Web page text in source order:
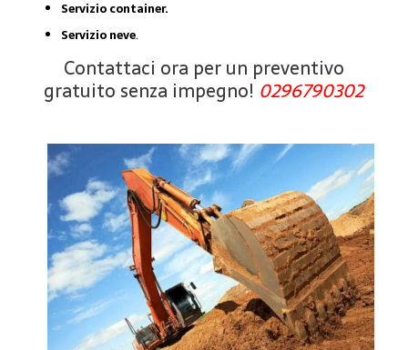
Servizio container.
Servizio neve.
Contattaci ora per un preventivo
gratuito senza impegno! 0296790302